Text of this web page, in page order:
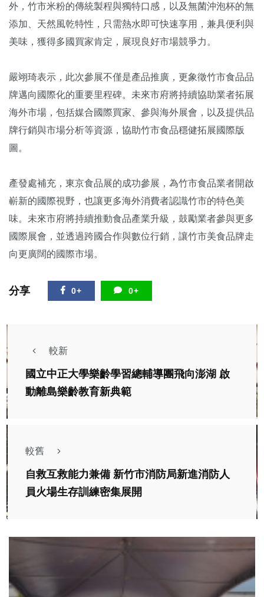
外，竹市米粉的傳統製程與獨特口感，以及無菌沖泡杯的無
添加、天然風乾特性，只需熱水即可快速享用，兼具便利與
美味，獲得多國買家肯定，展現良好市場競爭力。
嚴翊琦表示，此次參展不僅是產品推廣，更象徵竹市食品品
牌邁向國際化的重要里程碑。未來市府將持續協助業者拓展
海外市場，包括媒合國際買家、參與海外展會，以及提供品
牌行銷與市場分析等資源，協助竹市食品穩健拓展國際版
圖。
產發處補充，東京食品展的成功參展，為竹市食品業者開啟
嶄新的國際視野，也讓更多海外消費者認識竹市的特色美
味。未來市府將持續推動食品產業升級，鼓勵業者參與更多
國際展會，並透過跨國合作與數位行銷，讓竹市美食品牌走
向更廣闊的國際市場。
分享 0+ 0+
較新
國立中正大學樂齡學習總輔導團飛向澎湖 啟
動離島樂齡教育新典範
較舊
自救互救能力兼備 新竹市消防局新進消防人
員火場生存訓練密集展開